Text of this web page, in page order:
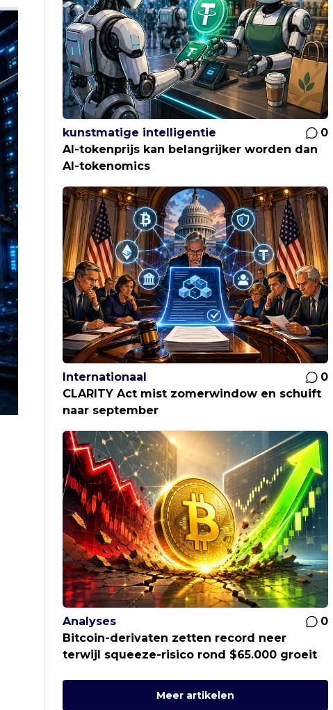
kunstmatige intelligentie
0
AI-tokenprijs kan belangrijker worden dan
AI-tokenomics
Internationaal
0
CLARITY Act mist zomerwindow en schuift
naar september
Analyses
0
Bitcoin-derivaten zetten record neer
terwijl squeeze-risico rond $65.000 groeit
Meer artikelen